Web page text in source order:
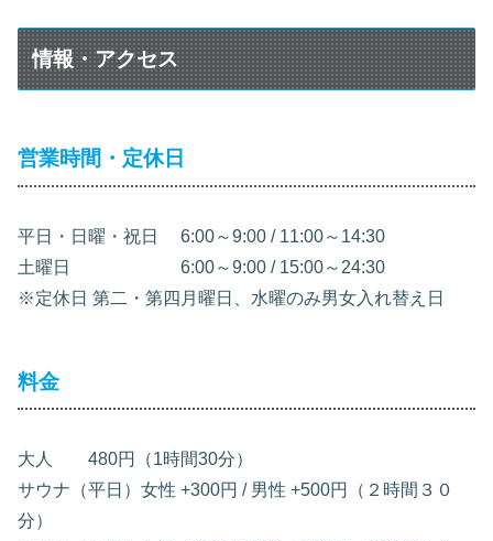
情報・アクセス
営業時間・定休日
平日・日曜・祝日 6:00～9:00 / 11:00～14:30
土曜日 6:00～9:00 / 15:00～24:30
※定休日 第二・第四月曜日、水曜のみ男女入れ替え日
料金
大人 480円（1時間30分）
サウナ（平日）女性 +300円 / 男性 +500円（２時間３０
分）